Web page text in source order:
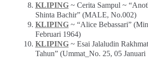
KLIPING~ Cerita Sampul ~
Shinta Bachir” (MALE, No.002)
KLIPING~ “Alice Bebassari”
Februari 1964)
KLIPING~ Esai Jalaludin
Tahun” (Ummat_No. 25, 05 Januari